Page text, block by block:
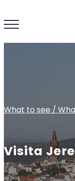
What to see /
Visita